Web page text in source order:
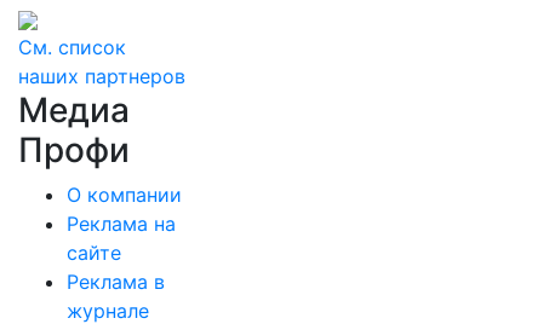
См. список
наших партнеров
Медиа
Профи
О компании
Реклама на
сайте
Реклама в
журнале